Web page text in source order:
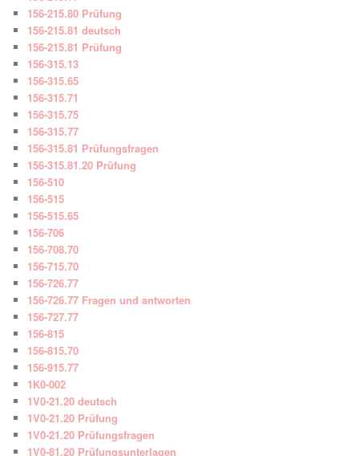
156-215.80 Prüfung
156-215.81 deutsch
156-215.81 Prüfung
156-315.13
156-315.65
156-315.71
156-315.75
156-315.77
156-315.81 Prüfungsfragen
156-315.81.20 Prüfung
156-510
156-515
156-515.65
156-706
156-708.70
156-715.70
156-726.77
156-726.77 Fragen und antworten
156-727.77
156-815
156-815.70
156-915.77
1K0-002
1V0-21.20 deutsch
1V0-21.20 Prüfung
1V0-21.20 Prüfungsfragen
1V0-81.20 Prüfungsunterlagen